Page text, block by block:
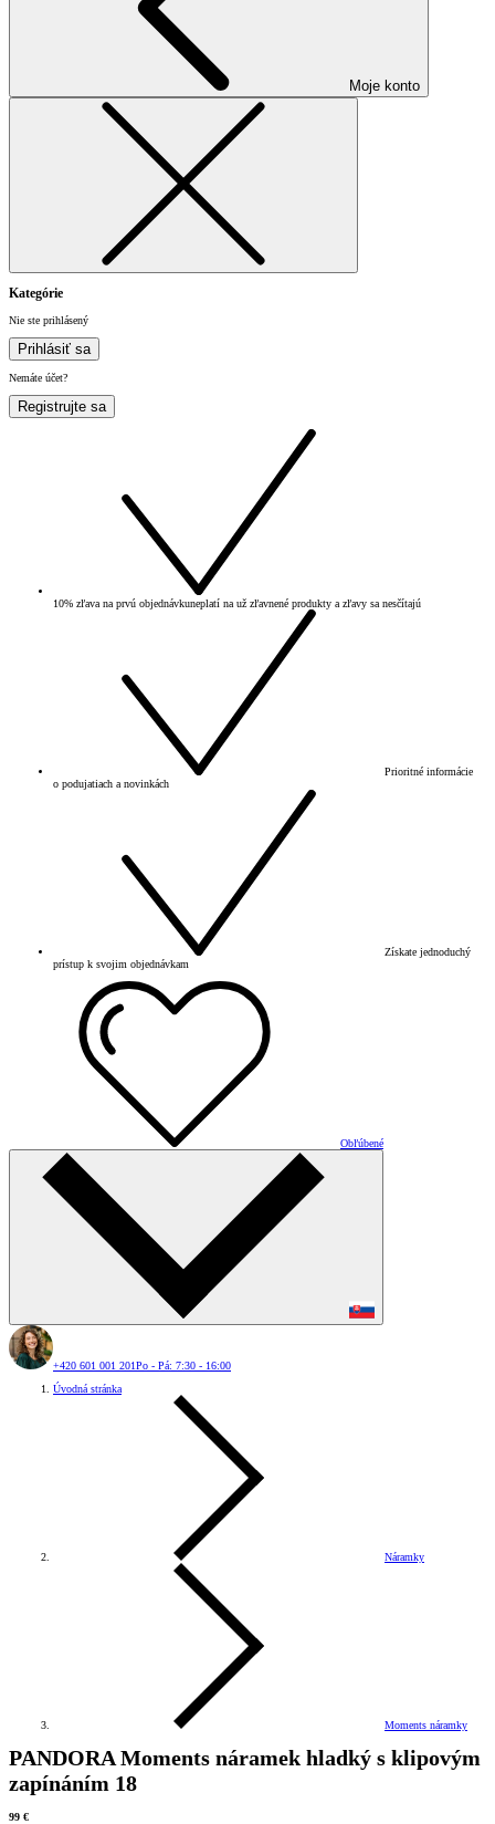
Moje konto
Kategórie
Nie ste prihlásený
Prihlásiť sa
Nemáte účet?
Registrujte sa
10% zľava na prvú objednávkuneplatí na už zľavnené produkty a zľavy sa nesčítajú
Prioritné informácie
o podujatiach a novinkách
Získate jednoduchý
prístup k svojim objednávkam
Obľúbené
+420 601 001 201Po - Pá: 7:30 - 16:00
Úvodná stránka
Náramky
Moments náramky
PANDORA Moments náramek hladký s klipovým
zapínáním 18
99 €